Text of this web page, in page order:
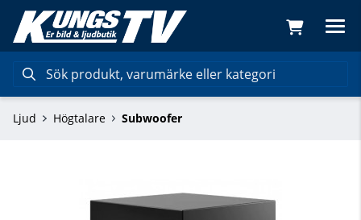
Ljud Högtalare Subwoofer